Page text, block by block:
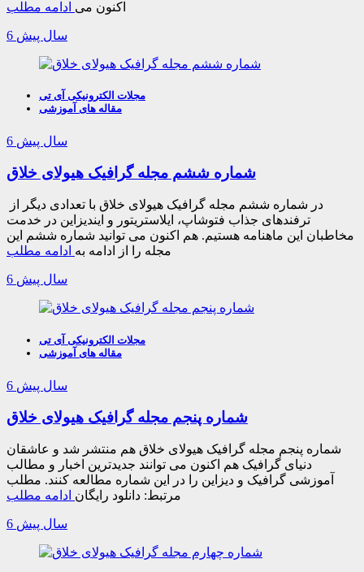
اکنون می ادامه مطلب
6 سال پیش
مجلات الکترونیکی آی تی
مقاله های آموزشی
6 سال پیش
شماره ششم مجله گرافیک هیولای خلاق
ترفندهای جذاب فتوشاپ، ایلاستریتور و ایندیزاین در خدمت
مخاطبان این ماهنامه هستیم. هم اکنون می توانید شماره ششم این
مجله را از ادامه به ادامه مطلب
6 سال پیش
مجلات الکترونیکی آی تی
مقاله های آموزشی
6 سال پیش
شماره پنجم مجله گرافیک هیولای خلاق
شماره پنجم مجله گرافیک هیولای خلاق هم منتشر شد و عاشقان
دنیای گرافیک هم اکنون می توانند جدیدترین اخبار و مطالب
آموزشی گرافیک و دیزاین را در این شماره مطالعه کنند. مطلب
مرتبط: دانلود رایگان ادامه مطلب
6 سال پیش